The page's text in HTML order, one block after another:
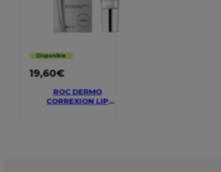
Disponible
19,60€
ROC DERMO
CORREXION LIP